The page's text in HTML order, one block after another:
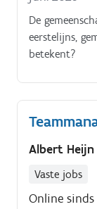
De
eerstelijns,
betekent?
Albert Heijn
Vaste jobs
Online sinds